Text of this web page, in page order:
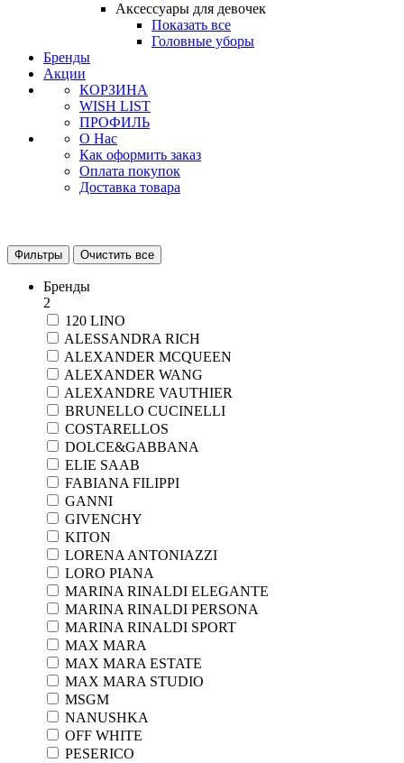
Аксессуары для девочек
Показать все
Головные уборы
Бренды
Акции
КОРЗИНА
WISH LIST
ПРОФИЛЬ
О Нас
Как оформить заказ
Оплата покупок
Доставка товара
Фильтры Очистить все
Бренды
2
120 LINO
ALESSANDRA RICH
ALEXANDER MCQUEEN
ALEXANDER WANG
ALEXANDRE VAUTHIER
BRUNELLO CUCINELLI
COSTARELLOS
DOLCE&GABBANA
ELIE SAAB
FABIANA FILIPPI
GANNI
GIVENCHY
KITON
LORENA ANTONIAZZI
LORO PIANA
MARINA RINALDI ELEGANTE
MARINA RINALDI PERSONA
MARINA RINALDI SPORT
MAX MARA
MAX MARA ESTATE
MAX MARA STUDIO
MSGM
NANUSHKA
OFF WHITE
PESERICO